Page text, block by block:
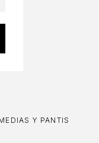
Y PANTIS